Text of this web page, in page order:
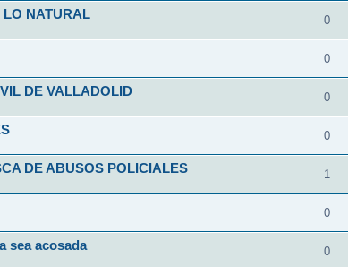
LO NATURAL 0
0
DE VALLADOLID 0
0
DE ABUSOS POLICIALES 1
0
sea acosada 0